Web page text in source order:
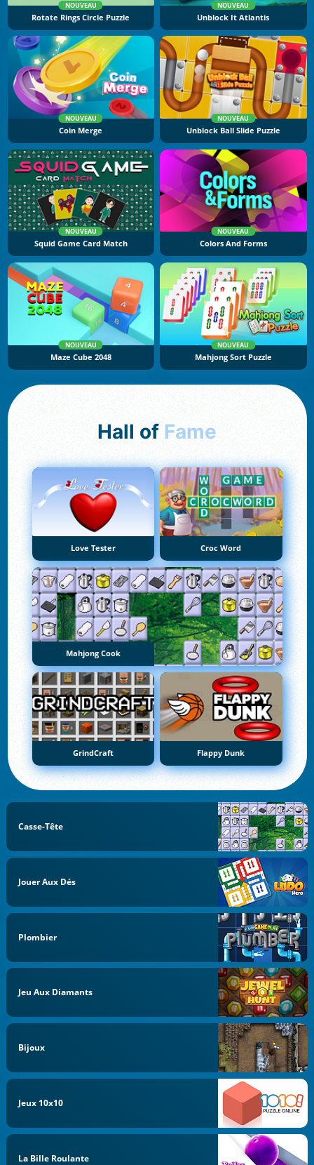
NOUVEAU
Rotate Rings Circle Puzzle
NOUVEAU
Unblock It Atlantis
NOUVEAU
Coin Merge
NOUVEAU
Unblock Ball Slide Puzzle
NOUVEAU
Squid Game Card Match
NOUVEAU
Colors And Forms
NOUVEAU
Maze Cube 2048
NOUVEAU
Mahjong Sort Puzzle
Hall of Fame
Love Tester Croc Word
Mahjong Cook
GrindCraft Flappy Dunk
Casse-Tête
Jouer Aux Dés
Plombier
Jeu Aux Diamants
Bijoux
Jeux 10x10
La Bille Roulante